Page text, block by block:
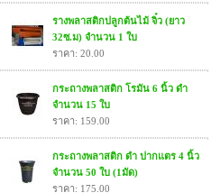
รางพลาสติกปลูกต้นไม้ จิ๋ว (ยาว
32ซ.ม) จำนวน 1 ใบ
ราคา: 20.00
กระถางพลาสติก โรมัน 6 นิ้ว ดำ
จำนวน 15 ใบ
ราคา: 159.00
กระถางพลาสติก ดำ ปากแตร 4 นิ้ว
จำนวน 50 ใบ (1มัด)
ราคา: 175.00